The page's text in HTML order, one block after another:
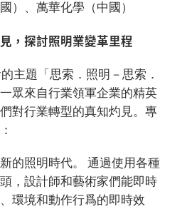
）、萬華化學（中國）
，探討照明業變革里程
主題「思索．照明－思索．
眾來自行業領軍企業的精英
對行業轉型的真知灼見。專
的照明時代。 通過使用各種
，設計師和藝術家們能即時
環境和動作行爲的即時效